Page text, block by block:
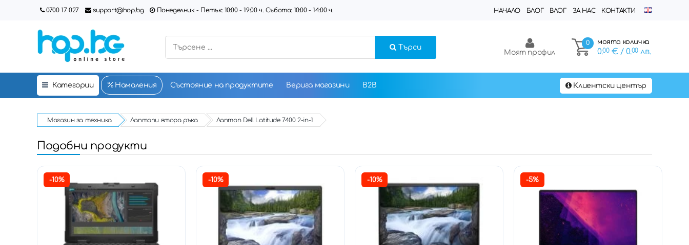
0700 17 027 support@hop.bg Понеделник - Петък: 10:00 - 19:00 ч. Събота: 10:00 - 14:00 ч. НАЧАЛО БЛОГ ВЛОГ ЗА НАС КОНТАКТИ
Търси
0 моята количка
0.00€ / 0.00лв.
Моят профил
Категории Намаления Състояние на продуктите Верига магазини B2B Клиентски център
Магазин за техника Лаптопи втора ръка Лаптоп Dell Latitude 7400 2-in-1
Подобни продукти
-10% -10% -10% -5%